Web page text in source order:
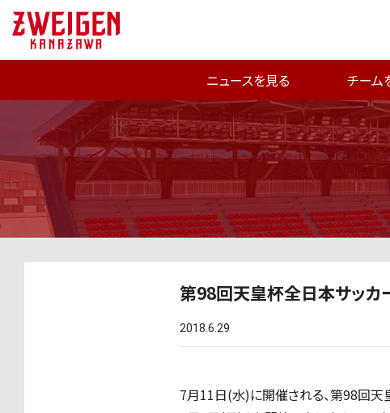
ニュースを見る チーム
第98回天皇杯全日本サッ
2018.6.29
7月11日(水)に開催される、第98回天